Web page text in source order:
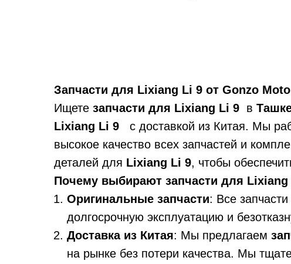
Запчасти для Lixiang Li 9 от Gonzo
Ищете запчасти для Lixiang Li 9 в
Lixiang Li 9
с доставкой из Китая. Мы
высокое качество всех запчастей и
деталей для Lixiang Li 9, чтобы
Почему выбирают запчасти для Lixiang
Оригинальные запчасти: Все
долгосрочную эксплуатацию и
Доставка из Китая: Мы предлагаем
на рынке без потери качества. Мы